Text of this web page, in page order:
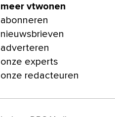
meer vtwonen
abonneren
nieuwsbrieven
adverteren
onze experts
onze redacteuren